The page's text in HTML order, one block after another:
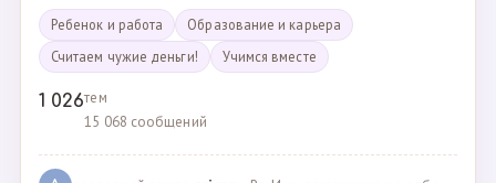
Ребенок и работа
Образование и карьера
Считаем чужие деньги!
Учимся вместе
1 026тем
15 068 сообщений